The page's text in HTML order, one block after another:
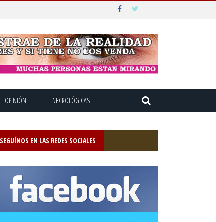
OPINIÓN NECROLÓGICAS
SEGUÍNOS EN LAS REDES SOCIALES